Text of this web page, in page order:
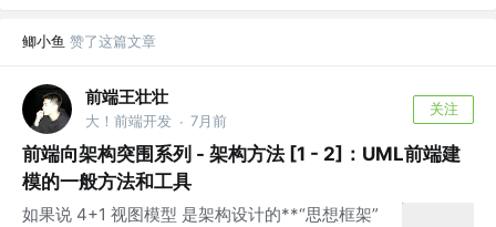
鲫小鱼 赞了这篇文章
前端王壮壮
大！前端开发 · 7月前
关注
前端向架构突围系列 - 架构方法 [1 - 2]：UML前端建
模的一般方法和工具
如果说 4+1 视图模型 是架构设计的**“思想框架”